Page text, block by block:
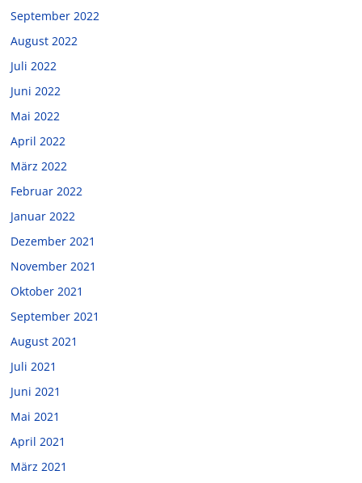
September 2022
August 2022
Juli 2022
Juni 2022
Mai 2022
April 2022
März 2022
Februar 2022
Januar 2022
Dezember 2021
November 2021
Oktober 2021
September 2021
August 2021
Juli 2021
Juni 2021
Mai 2021
April 2021
März 2021